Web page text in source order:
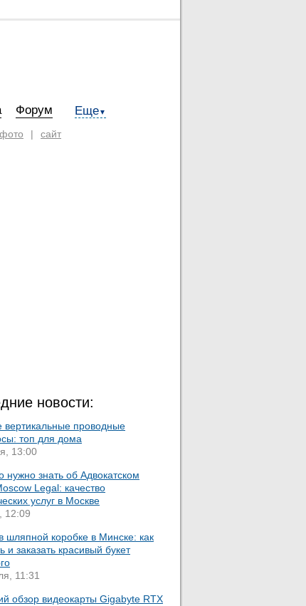
Форум Еще▼
фото | сайт
новости:
вертикальные проводные
топ для дома
13:00
нужно знать об Адвокатском
Legal: качество
услуг в Москве
12:09
шляпной коробке в Минске: как
и заказать красивый букет
11:31
обзор видеокарты Gigabyte RTX